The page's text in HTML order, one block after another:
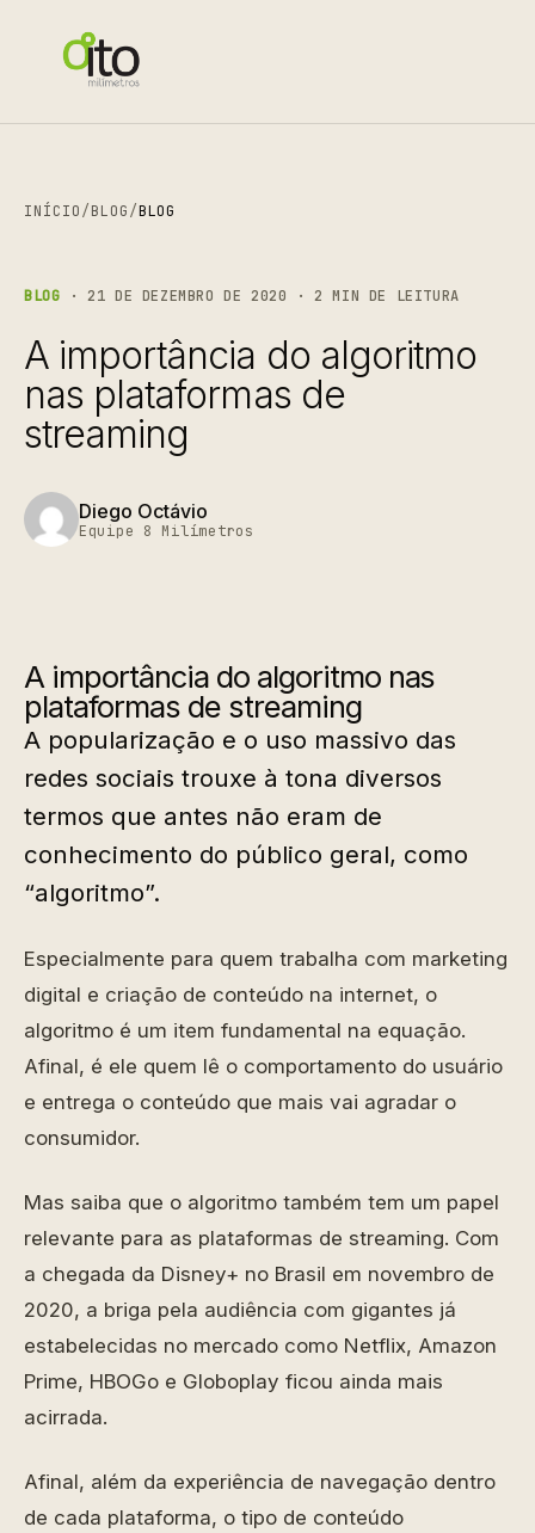
INÍCIO/BLOG/BLOG
BLOG · 21 DE DEZEMBRO DE 2020 · 2 MIN DE LEITURA
A importância do algoritmo
nas plataformas de
streaming
Diego Octávio
Equipe 8 Milímetros
A importância do algoritmo nas
plataformas de streaming
A popularização e o uso massivo das
redes sociais trouxe à tona diversos
termos que antes não eram de
conhecimento do público geral, como
“algoritmo”.
Especialmente para quem trabalha com marketing
digital e criação de conteúdo na internet, o
algoritmo é um item fundamental na equação.
Afinal, é ele quem lê o comportamento do usuário
e entrega o conteúdo que mais vai agradar o
consumidor.
Mas saiba que o algoritmo também tem um papel
relevante para as plataformas de streaming. Com
a chegada da Disney+ no Brasil em novembro de
2020, a briga pela audiência com gigantes já
estabelecidas no mercado como Netflix, Amazon
Prime, HBOGo e Globoplay ficou ainda mais
acirrada.
Afinal, além da experiência de navegação dentro
de cada plataforma, o tipo de conteúdo